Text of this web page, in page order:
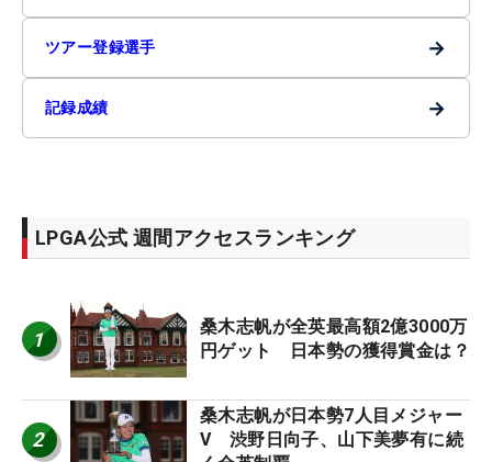
ツアー登録選手 →
記録成績 →
LPGA公式 週間アクセスランキング
1
桑木志帆が全英最高額2億3000万
円ゲット 日本勢の獲得賞金は？
2
桑木志帆が日本勢7人目メジャー
V 渋野日向子、山下美夢有に続